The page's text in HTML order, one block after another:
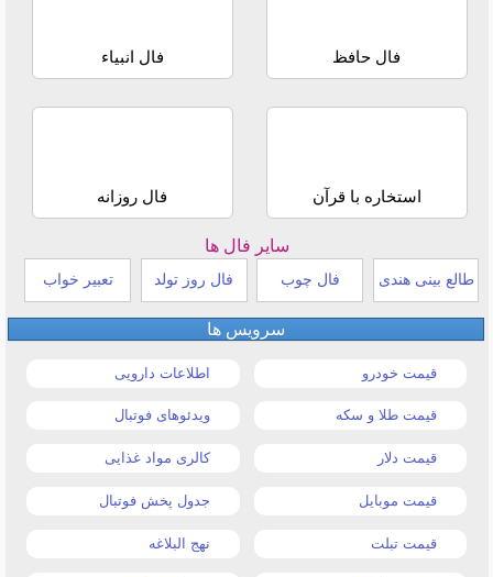
فال حافظ فال انبیاء
استخاره با قرآن فال روزانه
سایر فال ها
طالع بینی هندی فال چوب فال روز تولد تعبیر خواب
سرویس ها
قیمت خودرو اطلاعات دارویی
قیمت طلا و سکه ویدئوهای فوتبال
قیمت دلار کالری مواد غذایی
قیمت موبایل جدول پخش فوتبال
قیمت تبلت نهج البلاغه